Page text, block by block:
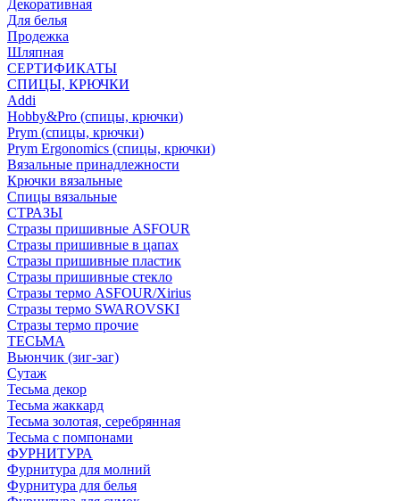
Декоративная
Для белья
Продежка
Шляпная
СЕРТИФИКАТЫ
СПИЦЫ, КРЮЧКИ
Addi
Hobby&Pro (спицы, крючки)
Prym (спицы, крючки)
Prym Ergonomics (спицы, крючки)
Вязальные принадлежности
Крючки вязальные
Спицы вязальные
СТРАЗЫ
Стразы пришивные ASFOUR
Стразы пришивные в цапах
Стразы пришивные пластик
Стразы пришивные стекло
Стразы термо ASFOUR/Xirius
Стразы термо SWAROVSKI
Стразы термо прочие
ТЕСЬМА
Вьюнчик (зиг-заг)
Сутаж
Тесьма декор
Тесьма жаккард
Тесьма золотая, серебрянная
Тесьма с помпонами
ФУРНИТУРА
Фурнитура для молний
Фурнитура для белья